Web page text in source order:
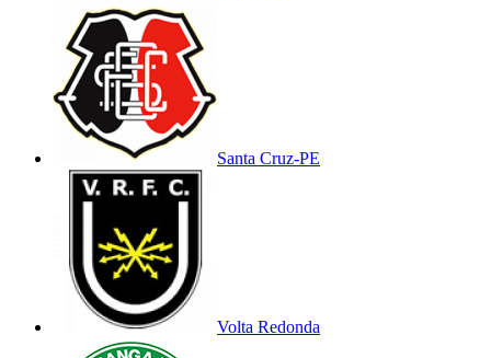
Santa Cruz-PE
Volta Redonda